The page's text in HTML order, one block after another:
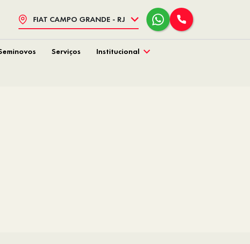
FIAT CAMPO GRANDE - RJ
Serviços Institucional